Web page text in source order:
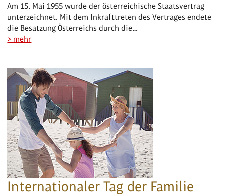
Am 15. Mai 1955 wurde der österreichische Staatsvertrag
unterzeichnet. Mit dem Inkrafttreten des Vertrages endete
die Besatzung Österreichs durch die…
> mehr
Internationaler Tag der Familie